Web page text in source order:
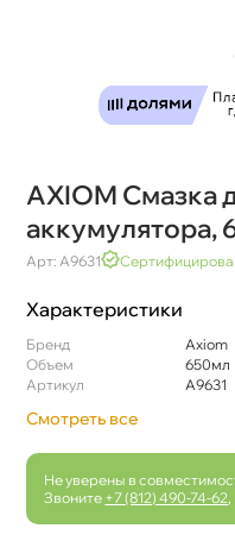
AXIOM Смазка
аккумулятора,
Арт: A9631
Характеристики
Бренд
Axiom
Объем
650мл
Артикул
A9631
Смотреть все
Не уверены в
Звоните +7 (812) 490-74-62